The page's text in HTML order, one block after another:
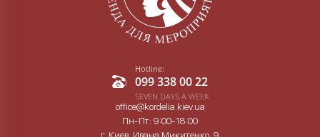
Hotline:
099 338 00 22
SEVEN DAYS A WEEK
office@kordelia.kiev.ua
Пн-Пт: 9:00-18:00